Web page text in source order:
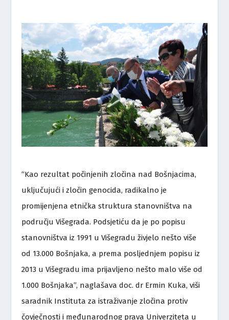
“Kao rezultat počinjenih zločina nad Bošnjacima,
uključujući i zločin genocida, radikalno je
promijenjena etnička struktura stanovništva na
području Višegrada. Podsjetiću da je po popisu
stanovništva iz 1991 u Višegradu živjelo nešto više
od 13.000 Bošnjaka, a prema posljednjem popisu iz
2013 u Višegradu ima prijavljeno nešto malo više od
1.000 Bošnjaka”, naglašava doc. dr Ermin Kuka, viši
saradnik Instituta za istraživanje zločina protiv
čovječnosti i međunarodnog prava Univerziteta u